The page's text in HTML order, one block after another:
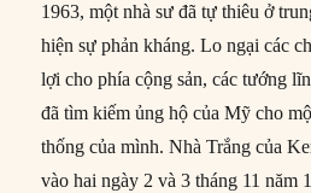
1963, một nhà sư đã tự thiêu ở
hiện sự phản kháng. Lo ngại các
lợi cho phía cộng sản, các tướng
đã tìm kiếm ủng hộ của Mỹ cho
thống của mình. Nhà Trắng của
vào hai ngày 2 và 3 tháng 11 năm